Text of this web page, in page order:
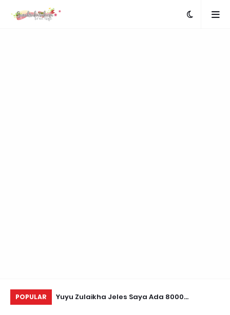
POPULAR
tanda
Yuyu Zulaikha Jeles Saya Ada 8000